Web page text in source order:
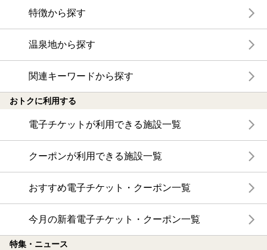
特徴から探す
温泉地から探す
関連キーワードから探す
おトクに利用する
電子チケットが利用できる施設一覧
クーポンが利用できる施設一覧
おすすめ電子チケット・クーポン一覧
今月の新着電子チケット・クーポン一覧
特集・ニュース